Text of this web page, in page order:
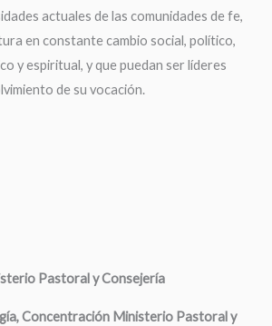
actuales de las comunidades de fe,
en constante cambio social, político,
y espiritual, y que puedan ser líderes
de su vocación.
Pastoral y Consejería
Concentración Ministerio Pastoral y